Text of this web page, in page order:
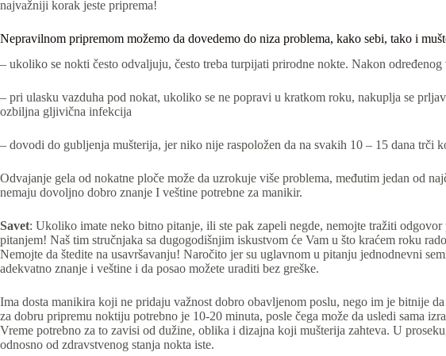
najvažniji korak jeste priprema!
Nepravilnom pripremom možemo da dovedemo do niza problema, kako sebi, tako i
– ukoliko se nokti često odvaljuju, često treba turpijati prirodne nokte. Nakon
– pri ulasku vazduha pod nokat, ukoliko se ne popravi u kratkom roku, nakuplja se
ozbiljna gljivična infekcija
– dovodi do gubljenja mušterija, jer niko nije raspoložen da na svakih 10 – 15 dana trči
Odvajanje gela od nokatne ploče može da uzrokuje više problema, međutim jedan od
nemaju dovoljno dobro znanje I veštine potrebne za manikir.
Savet: Ukoliko imate neko bitno pitanje, ili ste pak zapeli negde, nemojte tražiti
pitanjem! Naš tim stručnjaka sa dugogodišnjim iskustvom će Vam u što kraćem roku
Nemojte da štedite na usavršavanju! Naročito jer su uglavnom u pitanju jednodnevni
adekvatno znanje i veštine i da posao možete uraditi bez greške.
Ima dosta manikira koji ne pridaju važnost dobro obavljenom poslu, nego im je bitnije
za dobru pripremu noktiju potrebno je 10-20 minuta, posle čega može da usledi sama
Vreme potrebno za to zavisi od dužine, oblika i dizajna koji mušterija zahteva. U
odnosno od zdravstvenog stanja nokta iste.